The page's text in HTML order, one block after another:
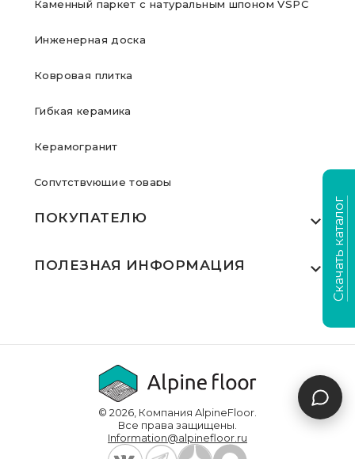
Каменный паркет с натуральным шпоном VSPC
Инженерная доска
Ковровая плитка
Гибкая керамика
Керамогранит
Сопутствующие товары
ПОКУПАТЕЛЮ
Где купить
Выполненные проекты
Доставка и оплата
ПОЛЕЗНАЯ ИНФОРМАЦИЯ
Видеообзоры
Для дилеров
Инструкции по укладке
Часто задаваемые вопросы
© 2026, Компания AlpineFloor.
Все права защищены.
Information@alpinefloor.ru
Скачать каталог